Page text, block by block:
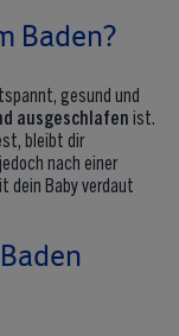
Baden?
gesund und
ausgeschlafen ist.
bleibt dir
nach einer
dein Baby verdaut